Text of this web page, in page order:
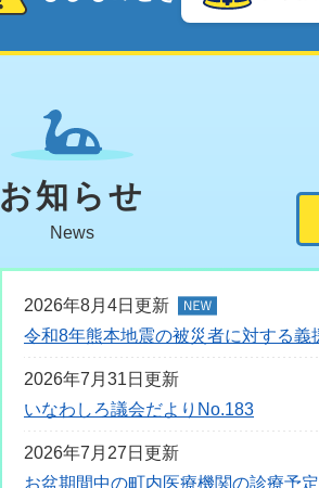
お知らせ
News
新
着
情
報
2026年8月4日更新
令和8年熊本地震の被災者に対する義
2026年7月31日更新
いなわしろ議会だよりNo.183
2026年7月27日更新
お盆期間中の町内医療機関の診療予